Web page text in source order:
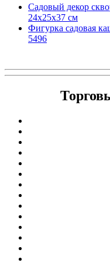
Садовый декор
24х25х37 см
Фигурка садовая
5496